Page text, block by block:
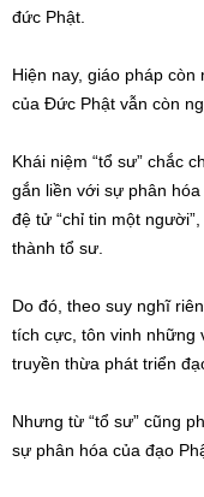
đức Phật.
Hiện nay, giáo pháp
của Đức Phật vẫn còn
Khái niệm “tổ sư” chắc
gắn liền với sự phân
đệ tử “chỉ tin một
thành tổ sư.
Do đó, theo suy nghĩ
tích cực, tôn vinh những
truyền thừa phát triển
Nhưng từ “tổ sư” cũng
sự phân hóa của đạo